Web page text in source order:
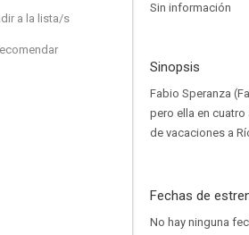
a la lista/s
Sin información
Sinopsis
Fabio Speranza
pero ella en cuatro
de vacaciones a
Fechas de
No hay ninguna